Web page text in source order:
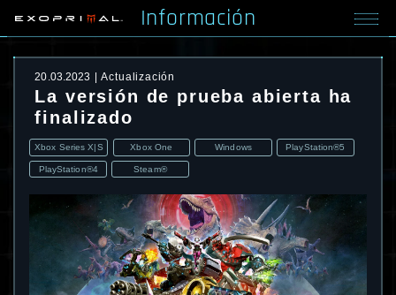
Información
20.03.2023 Actualización
La versión de prueba abierta ha
finalizado
Xbox Series X|S Xbox One Windows PlayStation®5
PlayStation®4 Steam®